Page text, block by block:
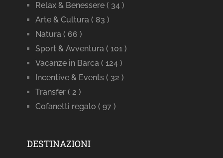
Relax & Benessere ( 34 )
Arte & Cultura ( 83 )
Natura ( 66 )
Sport & Avventura ( 101 )
Vacanze in Barca ( 124 )
Incentive & Events ( 32 )
Transfer ( 2 )
Cofanetti regalo ( 97 )
DESTINAZIONI